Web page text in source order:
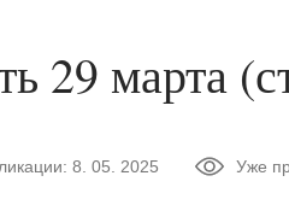
29 марта
8. 05. 2025 Уже